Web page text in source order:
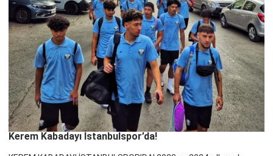
Kerem Kabadayı İstanbulspor’da!